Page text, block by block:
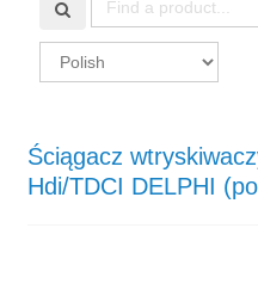
Ściągacz
Hdi/TDCI DELPHI